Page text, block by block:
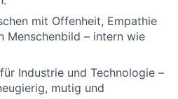
mit Offenheit, Empathie
Menschenbild – intern wie
Industrie und Technologie –
mutig und